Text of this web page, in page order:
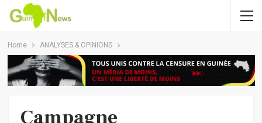
Home ANALYSES & OPINIONS
Campagne